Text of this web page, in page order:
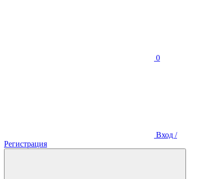
0
Вход /
Регистрация